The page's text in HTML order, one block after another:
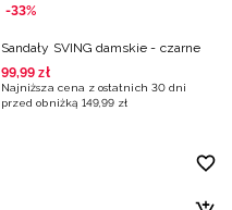
-33%
Sandały SVING damskie - czarne
99,99 zł
Najniższa cena z ostatnich 30 dni
przed obniżką 149,99 zł